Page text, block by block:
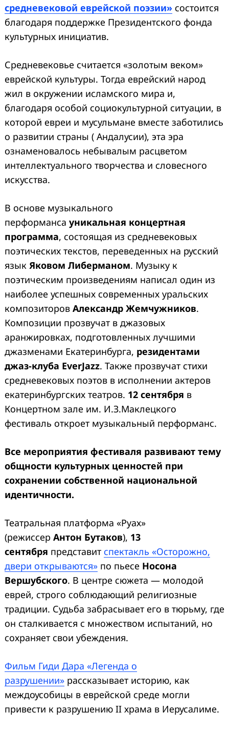
средневековой еврейской поэзии» состоится
благодаря поддержке Президентского фонда
культурных инициатив.
Средневековье считается «золотым веком»
еврейской культуры. Тогда еврейский народ
жил в окружении исламского мира и,
благодаря особой социокультурной ситуации, в
которой евреи и мусульмане вместе заботились
о развитии страны ( Андалусии), эта эра
ознаменовалось небывалым расцветом
интеллектуального творчества и словесного
искусства.
В основе музыкального
перформанса уникальная концертная
программа, состоящая из средневековых
поэтических текстов, переведенных на русский
язык Яковом Либерманом. Музыку к
поэтическим произведениям написал один из
наиболее успешных современных уральских
композиторов Александр Жемчужников.
Композиции прозвучат в джазовых
аранжировках, подготовленных лучшими
джазменами Екатеринбурга, резидентами
джаз-клуба EverJazz. Также прозвучат стихи
средневековых поэтов в исполнении актеров
екатеринбургских театров. 12 сентября в
Концертном зале им. И.З.Маклецкого
фестиваль откроет музыкальный перформанс.
Все мероприятия фестиваля развивают тему
общности культурных ценностей при
сохранении собственной национальной
идентичности.
Театральная платформа «Руах»
(режиссер Антон Бутаков), 13
сентября представит спектакль «Осторожно,
двери открываются» по пьесе Носона
Вершубского. В центре сюжета — молодой
еврей, строго соблюдающий религиозные
традиции. Судьба забрасывает его в тюрьму, где
он сталкивается с множеством испытаний, но
сохраняет свои убеждения.
Фильм Гиди Дара «Легенда о
разрушении» рассказывает историю, как
междоусобицы в еврейской среде могли
привести к разрушению II храма в Иерусалиме.